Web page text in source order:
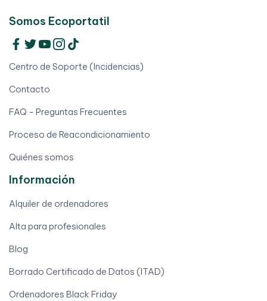
Somos Ecoportatil
Centro de Soporte (Incidencias)
Contacto
FAQ - Preguntas Frecuentes
Proceso de Reacondicionamiento
Quiénes somos
Información
Alquiler de ordenadores
Alta para profesionales
Blog
Borrado Certificado de Datos (ITAD)
Ordenadores Black Friday